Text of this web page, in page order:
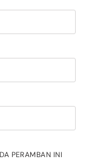
PERAMBAN INI